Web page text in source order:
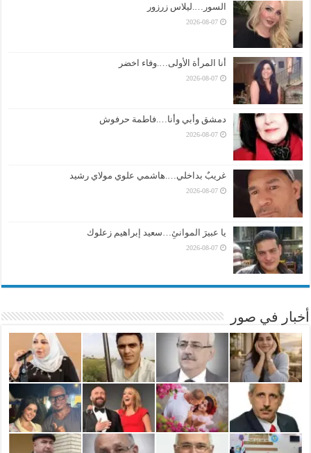
السور….ليلاس زرزور
2026-08-07
أنا المرأة الأولى….وفاء اخضر
2026-08-07
دمشق وأبي وأنا….فاطمة حرفوش
2026-08-07
غريبٌ بداخلي….هاشمي علوي مولاي رشيد
2026-08-07
يا عبيرَ الموانئِ…سعيد إبراهيم زعلوك
2026-08-07
أخبار في صور